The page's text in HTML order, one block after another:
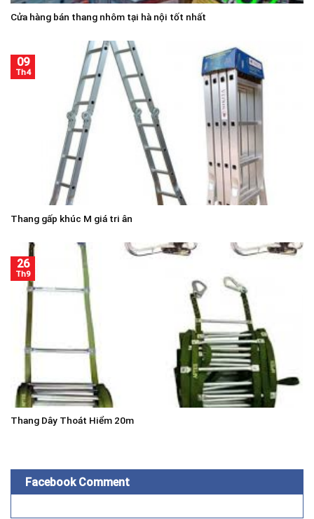
Cửa hàng bán thang nhôm tại hà nội tốt nhất
Thang gấp khúc M giá tri ân
09
Th4
Thang Dây Thoát Hiểm 20m
26
Th9
Facebook Comment